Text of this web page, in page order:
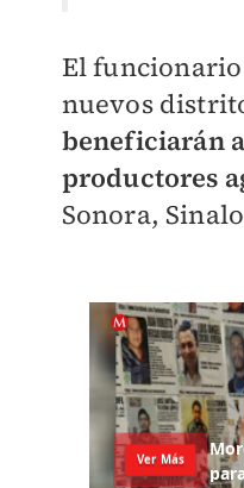
El
nuevos
beneficiarán
productores
Sonora,